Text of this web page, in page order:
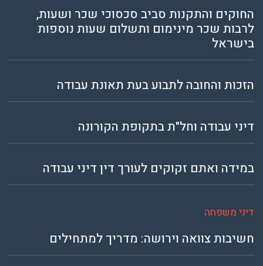
החוקים והתקנות סביב סכסוכי שכר ושעות,
לרבות שכר מינימום ותשלום שעות נוספות
בישראל
הזכות והחובה לתבוע בעת תאונת עבודה
דיני עבודה וחל"ת בתקופת הקורונה
במידה ואתם זקוקים לעורך דין דיני עבודה
דיני משפחה
חשיבות צוואה וירושה: מדריך למתחילים